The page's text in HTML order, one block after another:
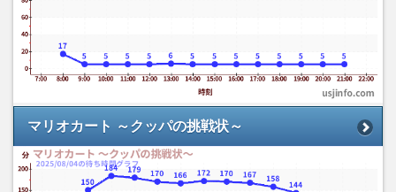
マリオカート ～クッパの挑戦状～